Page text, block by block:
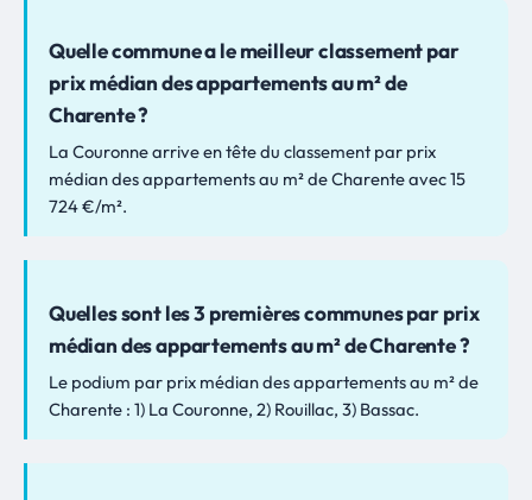
Quelle commune a le meilleur classement par
prix médian des appartements au m² de
Charente ?
La Couronne arrive en tête du classement par prix
médian des appartements au m² de Charente avec 15
724 €/m².
Quelles sont les 3 premières communes par prix
médian des appartements au m² de Charente ?
Le podium par prix médian des appartements au m² de
Charente : 1) La Couronne, 2) Rouillac, 3) Bassac.